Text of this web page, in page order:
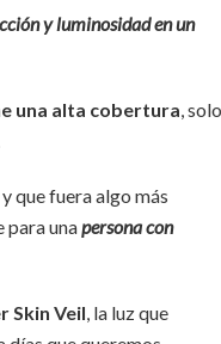
y luminosidad en un
una alta cobertura, solo
y que fuera algo más
para unapersona con
Skin Veil, la luz que